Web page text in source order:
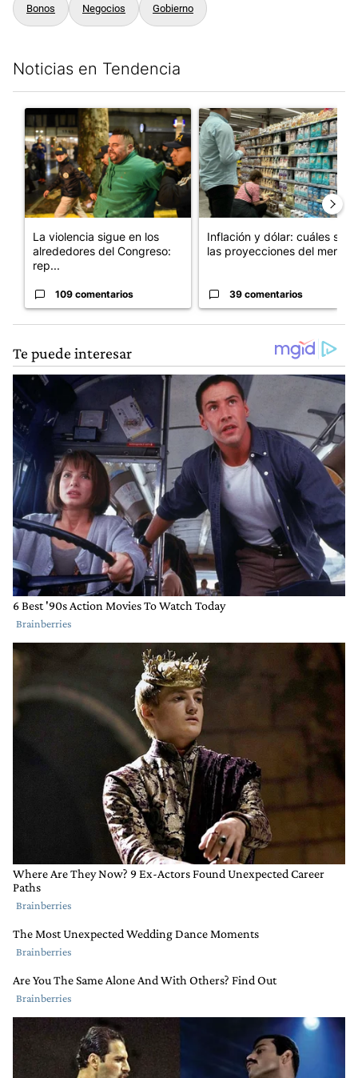
Bonos Negocios Gobierno
Noticias en Tendencia
Un artículo de tendencia con el título "La violencia sigue en
La violencia sigue en los
alrededores del Congreso:
rep...
109 comentarios
Un artículo de tendencia con
Inflación y dólar: cuáles son
las proyecciones del merc...
39 comentarios